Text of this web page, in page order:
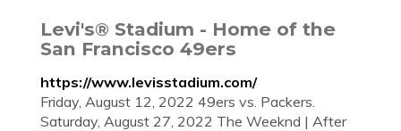
Levi's® Stadium - Home of the
San Francisco 49ers
https://www.levisstadium.com/
Friday, August 12, 2022 49ers vs. Packers.
Saturday, August 27, 2022 The Weeknd | After